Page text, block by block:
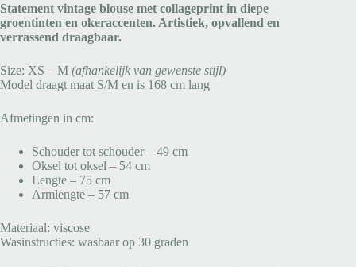
Statement vintage blouse met collageprint in diepe
groentinten en okeraccenten. Artistiek, opvallend en
verrassend draagbaar.
Size: XS – M (afhankelijk van gewenste stijl)
Model draagt maat S/M en is 168 cm lang
Afmetingen in cm:
Schouder tot schouder – 49 cm
Oksel tot oksel – 54 cm
Lengte – 75 cm
Armlengte – 57 cm
Materiaal: viscose
Wasinstructies: wasbaar op 30 graden